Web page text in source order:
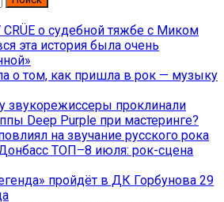
о судебной тяжбе с Миком
эта история была очень
о том, как пришла в рок — музыку
звукорежиссеры проклинали
Deep Purple при мастеринге?
на звучание русского рока
ТОП–8 июля: рок-сцена
пройдёт в ДК Горбунова 29